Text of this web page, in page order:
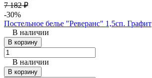
7 182 ₽
-30%
Постельное белье "Реверанс" 1,5сп. Графит
В наличии
В корзину
В наличии
В корзину